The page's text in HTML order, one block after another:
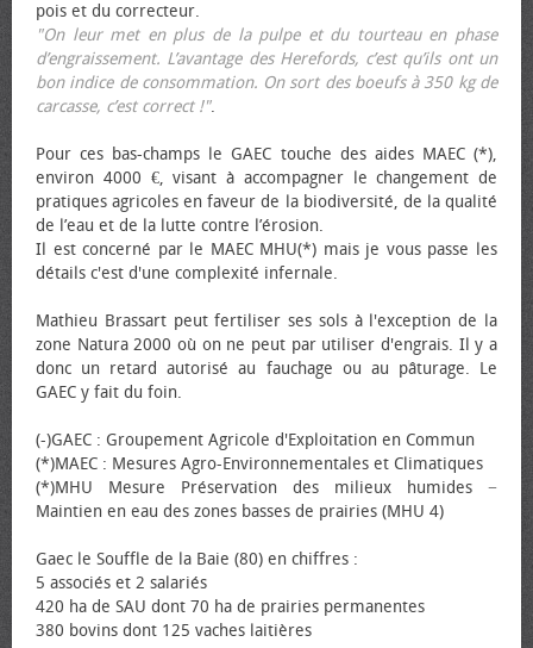
pois et du correcteur.
"On leur met en plus de la pulpe et du tourteau en phase
d’engraissement. L’avantage des Herefords, c’est qu’ils ont un
bon indice de consommation. On sort des bœufs à 350 kg de
carcasse, c’est correct !".
Pour ces bas-champs le GAEC touche des aides MAEC (*),
environ 4000 €, visant à accompagner le changement de
pratiques agricoles en faveur de la biodiversité, de la qualité
de l’eau et de la lutte contre l’érosion.
Il est concerné par le MAEC MHU(*) mais je vous passe les
détails c'est d'une complexité infernale.
Mathieu Brassart peut fertiliser ses sols à l'exception de la
zone Natura 2000 où on ne peut par utiliser d'engrais. Il y a
donc un retard autorisé au fauchage ou au pâturage. Le
GAEC y fait du foin.
(-)GAEC : Groupement Agricole d'Exploitation en Commun
(*)MAEC : Mesures Agro-Environnementales et Climatiques
(*)MHU Mesure Préservation des milieux humides −
Maintien en eau des zones basses de prairies (MHU 4)
Gaec le Souffle de la Baie (80) en chiffres :
5 associés et 2 salariés
420 ha de SAU dont 70 ha de prairies permanentes
380 bovins dont 125 vaches laitières